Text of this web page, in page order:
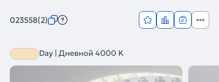
023558(2)
Day | Дневной 4000 K